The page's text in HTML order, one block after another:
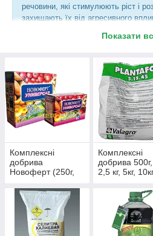
речовини, які стимулюють ріст і
захищають їх від агресивного
Показати
Комплексні
добрива
Новоферт (250г,
Комплексні
добрива 500г,
2,5 кг, 5кг,
водорозчинні)